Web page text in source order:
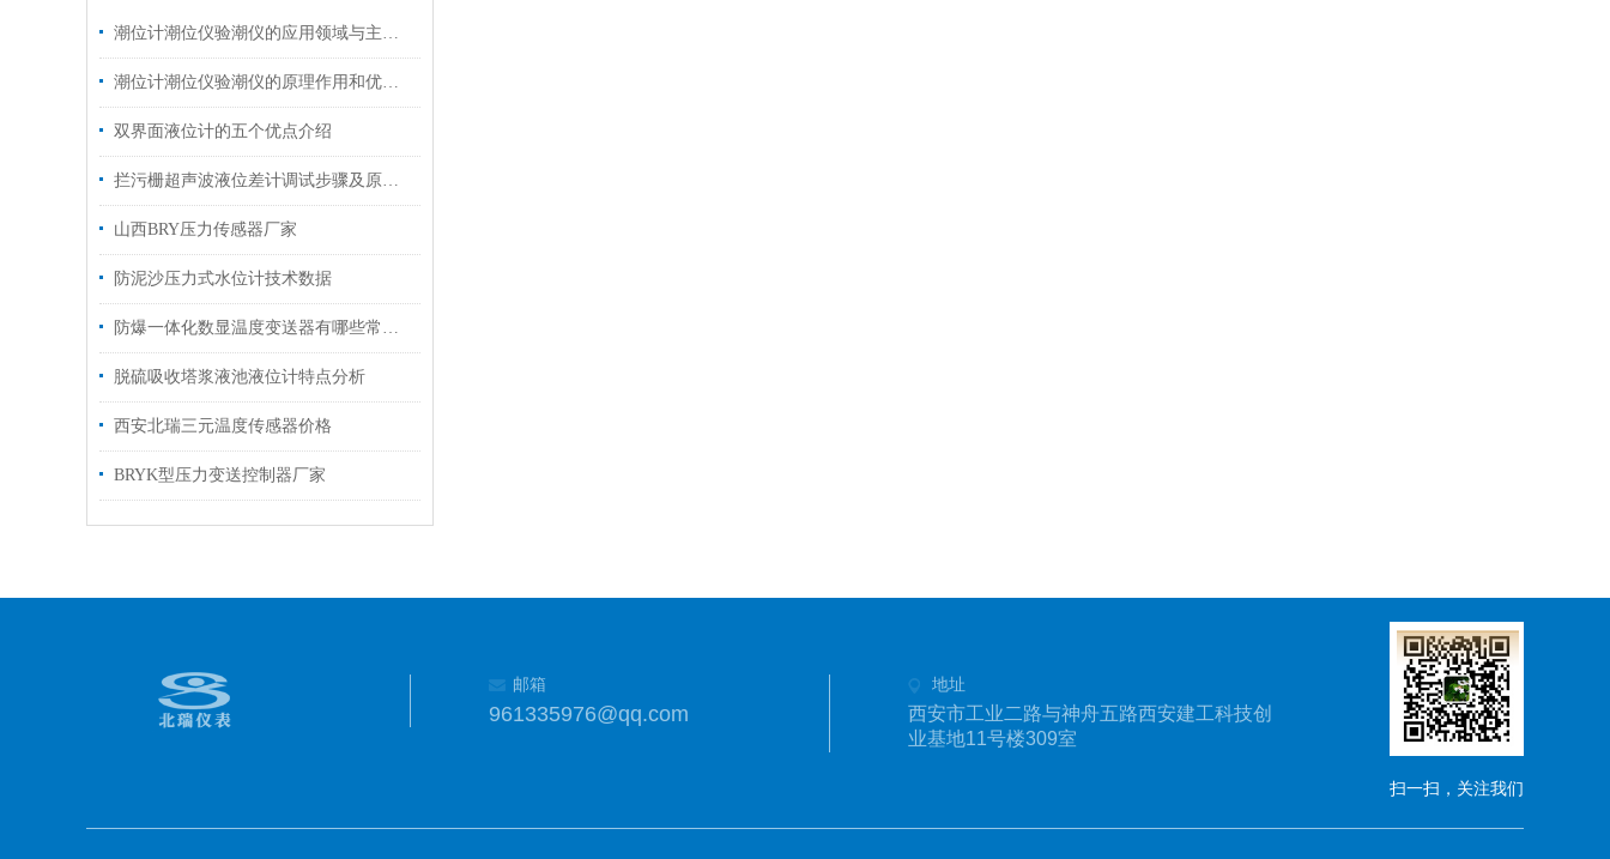
潮位计潮位仪验潮仪的应用领域与主要优势介绍
潮位计潮位仪验潮仪的原理作用和优缺点
双界面液位计的五个优点介绍
拦污栅超声波液位差计调试步骤及原理特点
山西BRY压力传感器厂家
防泥沙压力式水位计技术数据
防爆一体化数显温度变送器有哪些常见故障
脱硫吸收塔浆液池液位计特点分析
西安北瑞三元温度传感器价格
BRYK型压力变送控制器厂家
邮箱
961335976@qq.com
地址
西安市工业二路与神舟五路西安建工科技创
业基地11号楼309室
扫一扫，关注我们